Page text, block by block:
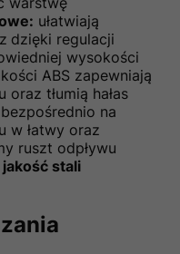
ułatwiają
dzięki regulacji
wysokości
ABS zapewniają
tłumią hałas
na
w łatwy oraz
ruszt odpływu
jakość stali